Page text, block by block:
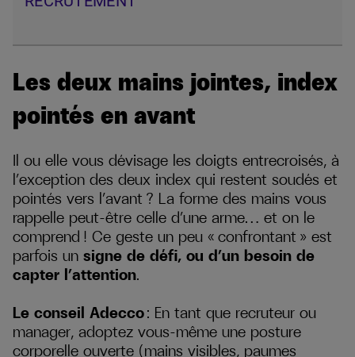
Les deux mains jointes, index
pointés en avant
Il ou elle vous dévisage les doigts entrecroisés, à
l’exception des deux index qui restent soudés et
pointés vers l’avant ? La forme des mains vous
rappelle peut-être celle d’une arme… et on le
comprend ! Ce geste un peu « confrontant » est
parfois un signe de défi, ou d’un besoin de
capter l’attention.
Le conseil Adecco: En tant que recruteur ou
manager, adoptez vous-même une posture
corporelle ouverte (mains visibles, paumes